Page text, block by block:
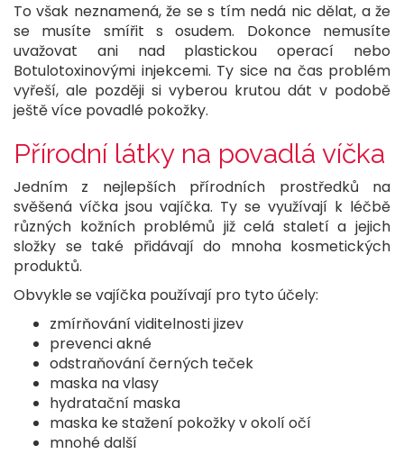
To však neznamená, že se s tím nedá nic dělat, a že
se musíte smířit s osudem. Dokonce nemusíte
uvažovat ani nad plastickou operací nebo
Botulotoxinovými injekcemi. Ty sice na čas problém
vyřeší, ale později si vyberou krutou dát v podobě
ještě více povadlé pokožky.
Přírodní látky na povadlá víčka
Jedním z nejlepších přírodních prostředků na
svěšená víčka jsou vajíčka. Ty se využívají k léčbě
různých kožních problémů již celá staletí a jejich
složky se také přidávají do mnoha kosmetických
produktů.
Obvykle se vajíčka používají pro tyto účely:
zmírňování viditelnosti jizev
prevenci akné
odstraňování černých teček
maska ​​na vlasy
hydratační maska
maska ​​ke stažení pokožky v okolí očí
mnohé další